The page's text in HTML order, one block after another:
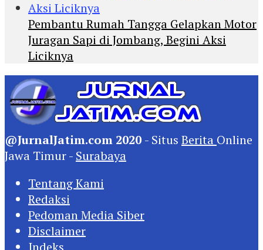
Pembantu Rumah Tangga Gelapkan Motor
Juragan Sapi di Jombang, Begini Aksi
Liciknya
@JurnalJatim.com 2020 - Situs Berita Online
Jawa Timur - Surabaya
Tentang Kami
Redaksi
Pedoman Media Siber
Disclaimer
Indeks